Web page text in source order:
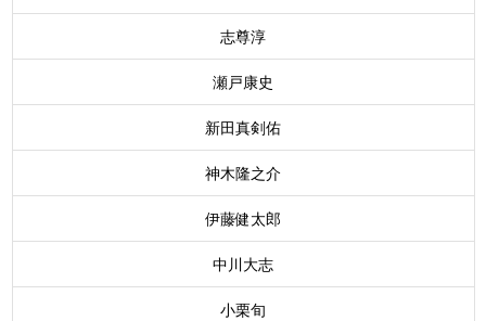
志尊淳
瀬戸康史
新田真剣佑
神木隆之介
伊藤健太郎
中川大志
小栗旬